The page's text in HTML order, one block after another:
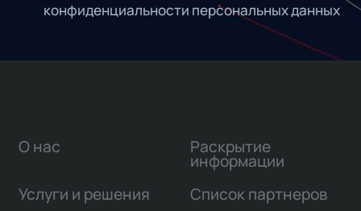
конфиденциальности персональных данных
О нас
Услуги и решения
Раскрытие
информации
Список партнеров